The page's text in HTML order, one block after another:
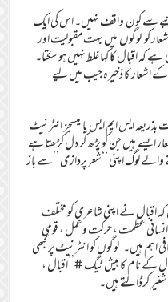
سے کون واقف نہیں۔ اس کی ایک
کو لوگوں میں بہت مقبولیت اور
کہ اقبال کا کہا غلط نہیں ہو سکتا۔
اشعار کا ذخیرہ جیب میں لیے
ایس ایم ایس یا میسجز انٹرنیٹ
ہیں جن کو پڑھ کر دل کڑھتا ہے
لوگ اپنی ‘‘شعر پردازی ’’سے باز
اقبال نے اپنی شاعری کو مختلف
عظمت ، حرکت وعمل ، قومی
اہم ہیں۔ لوگوں کو انٹرنیٹ پر کبھی
کے نام کا ہیش ٹیگ #’’اقبال ،
کرڈالتے ہیں۔